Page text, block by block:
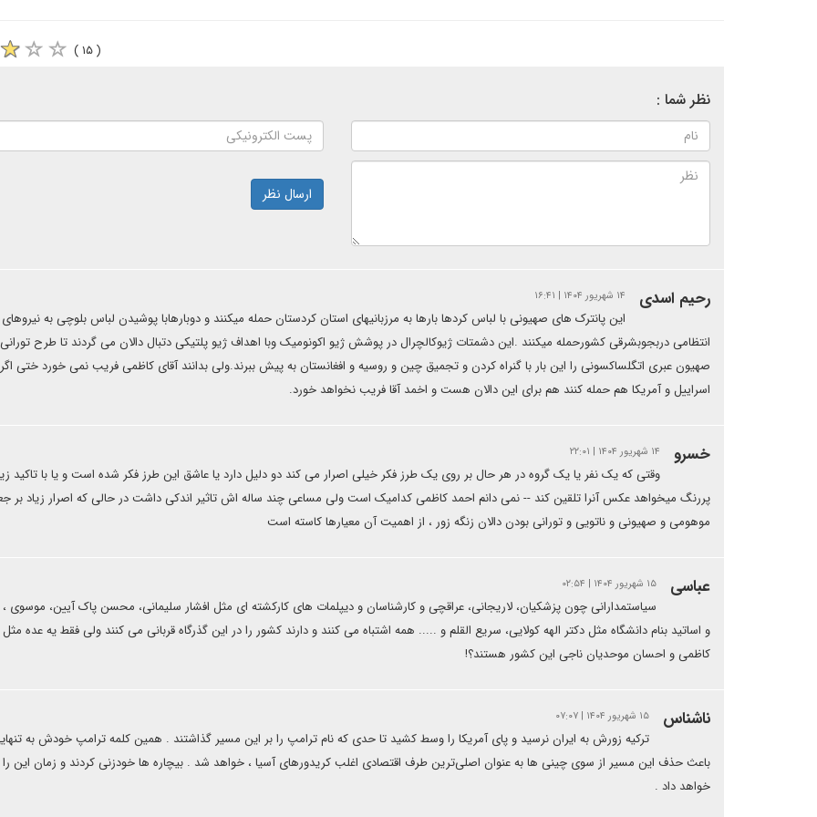
( ۱۵ )
نظر شما :
ارسال نظر
رحیم اسدی ۱۴ شهریور ۱۴۰۴ | ۱۶:۴۱
این پانترک های صهیونی با لباس کردها بارها به مرزبانیهای استان کردستان حمله میکنند و دوبارهابا پوشیدن لباس بلوچی به نیروهای
انتظامی دربجوبشرقی کشورحمله میکنند .این دشمتات ژیوکالچرال در پوشش ژیو اکونومیک وبا اهداف ژیو پلتیکی دتبال دالان می گردند تا طرح تورانی
صهیون عبری اتگلساکسونی را این بار با گنراه کردن و تجمیق چین و روسیه و افغانستان به پیش ببرند.ولی بدانند آقای کاظمی فریب نمی خورد ختی اگر
اسراییل و آمریکا هم حمله کنند هم برای این دالان هست و اخمد آقا فریب نخواهد خورد.
خسرو ۱۴ شهریور ۱۴۰۴ | ۲۲:۰۱
وقتی که یک نفر یا یک گروه در هر حال بر روی یک طرز فکر خیلی اصرار می کند دو دلیل دارد یا عاشق این طرز فکر شده است و یا با تاکید
پررنگ میخواهد عکس آنرا تلقین کند -- نمی دانم احمد کاظمی کدامیک است ولی مساعی چند ساله اش تاثیر اندکی داشت در حالی که اصرار زیاد بر
موهومی و صهیونی و ناتویی و تورانی بودن دالان زنگه زور ، از اهمیت آن معیارها کاسته است
عباسی ۱۵ شهریور ۱۴۰۴ | ۰۲:۵۴
سیاستمدارانی چون پزشکیان، لاریجانی، عراقچی و کارشناسان و دیپلمات های کارکشته ای مثل افشار سلیمانی، محسن پاک آیین، موسوی
و اساتید بنام دانشگاه مثل دکتر الهه کولایی، سریع القلم و ..... همه اشتباه می کنند و دارند کشور را در این گذرگاه قربانی می کنند ولی فقط یه عده
کاظمی و احسان موحدیان ناجی این کشور هستند؟!
ناشناس ۱۵ شهریور ۱۴۰۴ | ۰۷:۰۷
ترکیه زورش به ایران نرسید و پای آمریکا را وسط کشید تا حدی که نام ترامپ را بر این مسیر گذاشتند . همین کلمه ترامپ خودش به
باعث حذف این مسیر از سوی چینی ها به عنوان اصلی‌ترین طرف اقتصادی اغلب کریدورهای آسیا ، خواهد شد . بیچاره ها خودزنی کردند و زمان این
خواهد داد .